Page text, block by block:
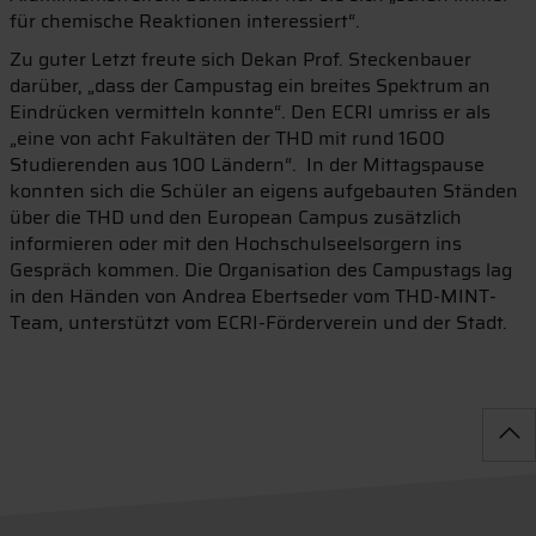
für chemische Reaktionen interessiert“.
Zu guter Letzt freute sich Dekan Prof. Steckenbauer
darüber, „dass der Campustag ein breites Spektrum an
Eindrücken vermitteln konnte“. Den ECRI umriss er als
„eine von acht Fakultäten der THD mit rund 1600
Studierenden aus 100 Ländern“. In der Mittagspause
konnten sich die Schüler an eigens aufgebauten Ständen
über die THD und den European Campus zusätzlich
informieren oder mit den Hochschulseelsorgern ins
Gespräch kommen. Die Organisation des Campustags lag
in den Händen von Andrea Ebertseder vom THD-MINT-
Team, unterstützt vom ECRI-Förderverein und der Stadt.